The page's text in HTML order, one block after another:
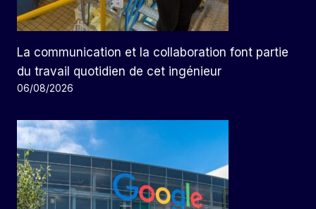
La communication et la collaboration font partie
du travail quotidien de cet ingénieur
06/08/2026